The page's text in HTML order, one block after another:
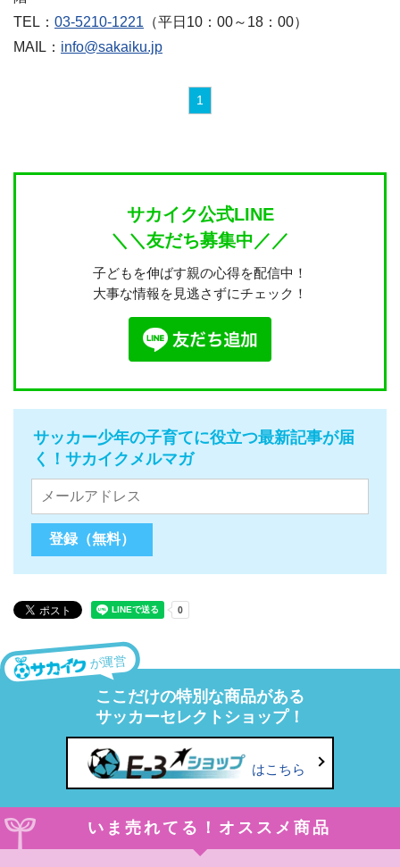
TEL： 03-5210-1221 （平日10：00～18：00）
MAIL： info@sakaiku.jp
1
サカイク公式LINE
＼＼友だち募集中／／
子どもを伸ばす親の心得を配信中！
大事な情報を見逃さずにチェック！
サッカー少年の子育てに役立つ最新記事が届
く！サカイクメルマガ
が運営
ここだけの特別な商品がある
サッカーセレクトショップ！
はこちら
いま売れてる！オススメ商品